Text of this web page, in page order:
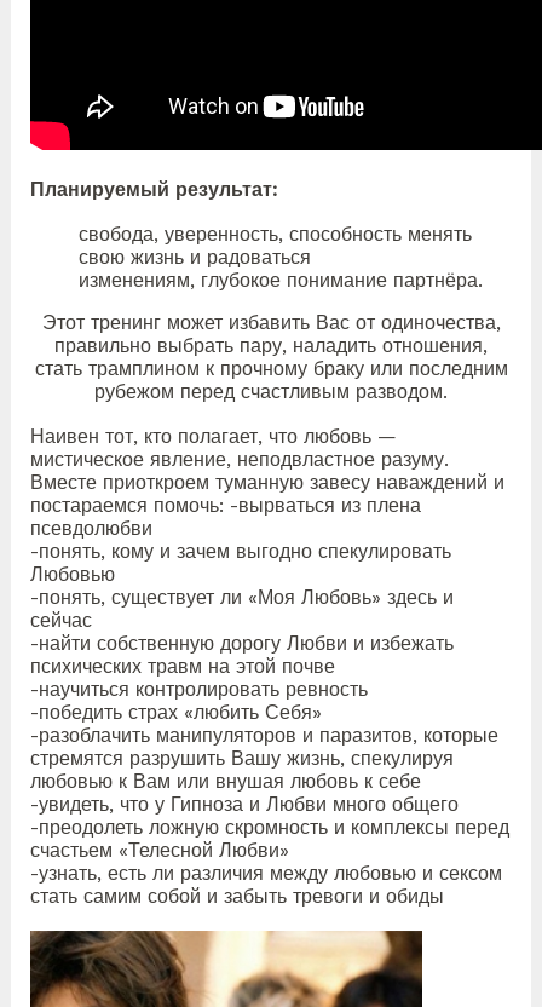
Планируемый результат:
свобода, уверенность, способность менять
свою жизнь и радоваться
изменениям, глубокое понимание партнёра.
Этот тренинг может избавить Вас от одиночества,
правильно выбрать пару, наладить отношения,
стать трамплином к прочному браку или последним
рубежом перед счастливым разводом.
Наивен тот, кто полагает, что любовь —
мистическое явление, неподвластное разуму.
Вместе приоткроем туманную завесу наваждений и
постараемся помочь: -вырваться из плена
псевдолюбви
-понять, кому и зачем выгодно спекулировать
Любовью
-понять, существует ли «Моя Любовь» здесь и
сейчас
-найти собственную дорогу Любви и избежать
психических травм на этой почве
-научиться контролировать ревность
-победить страх «любить Себя»
-разоблачить манипуляторов и паразитов, которые
стремятся разрушить Вашу жизнь, спекулируя
любовью к Вам или внушая любовь к себе
-увидеть, что у Гипноза и Любви много общего
-преодолеть ложную скромность и комплексы перед
счастьем «Телесной Любви»
-узнать, есть ли различия между любовью и сексом
стать самим собой и забыть тревоги и обиды